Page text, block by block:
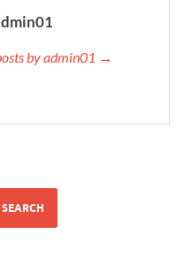
by admin01 →
SEARCH